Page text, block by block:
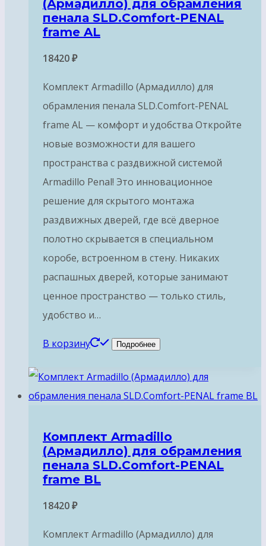
(Армадилло) для обрамления
пенала SLD.Comfort-PENAL
frame AL
18420₽
Комплект Armadillo (Армадилло) для
обрамления пенала SLD.Comfort-PENAL
frame AL — комфорт и удобства Откройте
новые возможности для вашего
пространства с раздвижной системой
Armadillo Penal! Это инновационное
решение для скрытого монтажа
раздвижных дверей, где всё дверное
полотно скрывается в специальном
коробе, встроенном в стену. Никаких
распашных дверей, которые занимают
ценное пространство — только стиль,
удобство и…
В корзину Подробнее
Комплект Armadillo
(Армадилло) для обрамления
пенала SLD.Comfort-PENAL
frame BL
18420₽
Комплект Armadillo (Армадилло) для